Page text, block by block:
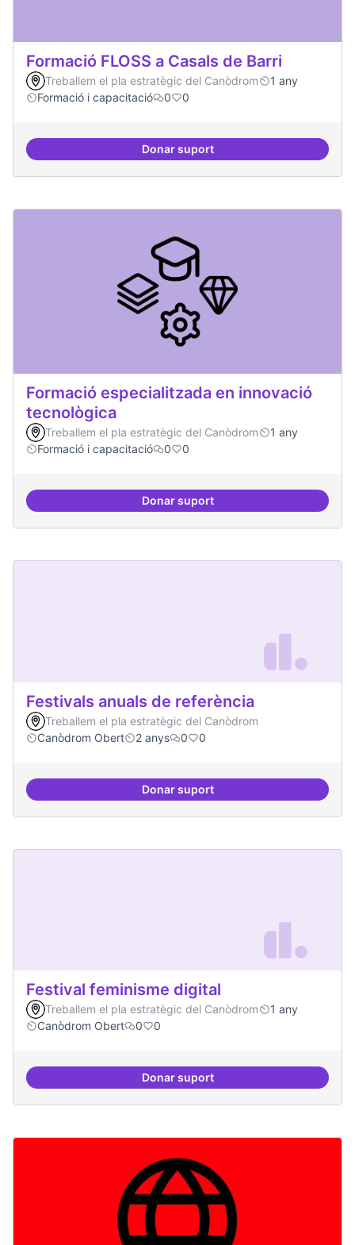
Formació FLOSS a Casals de Barri
Treballem el pla estratègic del Canòdrom
1 any
Formació i capacitació
0 0
Donar suportFormació FLOSS a Casals de
Formació especialitzada en innovació
tecnològica
Treballem el pla estratègic del Canòdrom
1 any
Formació i capacitació
0 0
Donar suportFormació especialitzada en
Festivals anuals de referència
Treballem el pla estratègic del Canòdrom
Canòdrom Obert
2 anys 0 0
Donar suportFestivals anuals de referència
Festival feminisme digital
Treballem el pla estratègic del Canòdrom
1 any
Canòdrom Obert
0 0
Donar suportFestival feminisme digital